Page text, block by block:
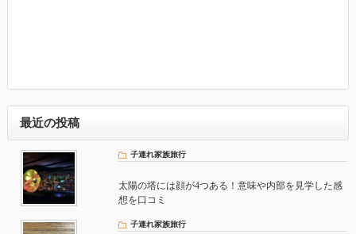
最近の投稿
子連れ家族旅行
太陽の塔には顔が4つある！意味や内部を見学した感
想を口コミ
子連れ家族旅行